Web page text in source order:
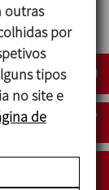
outras
por
tipos
no site e
de